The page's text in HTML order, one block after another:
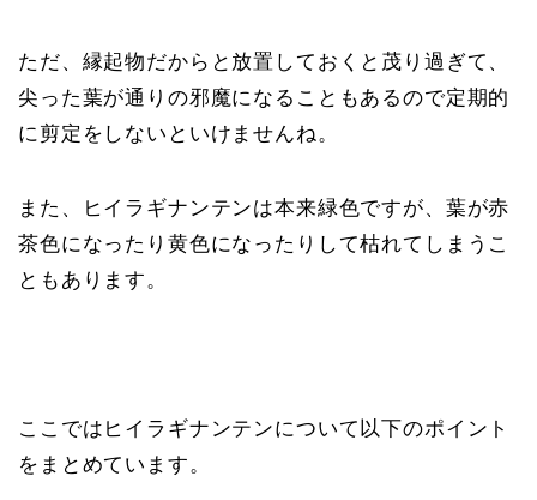
ただ、縁起物だからと放置しておくと茂り過ぎて、
尖った葉が通りの邪魔になることもあるので定期的
に剪定をしないといけませんね。
また、ヒイラギナンテンは本来緑色ですが、葉が赤
茶色になったり黄色になったりして枯れてしまうこ
ともあります。
ここではヒイラギナンテンについて以下のポイント
をまとめています。